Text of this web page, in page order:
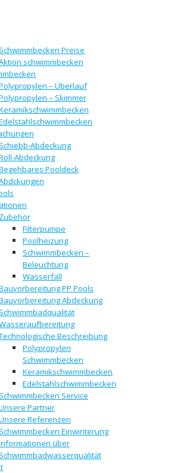
Schwimmbecken Preise
schwimmbecken
– Überlauf
– Skimmer
Schiebb-Abdeckung
Abdeckung
Pooldeck
Zubehör
Filterpumpe
Poolheizung
Schwimmbecken –
Beleuchtung
Wasserfall
PP Pools
Abdeckung
Schwimmbadqualität
Beschreibung
Polypropylen
Schwimmbecken
Keramikschwimmbecken
Edelstahlschwimmbecken
Schwimmbecken Service
Partner
Referenzen
Schwimmbecken Einwinterung
über
Schwimmbadwasserqualität